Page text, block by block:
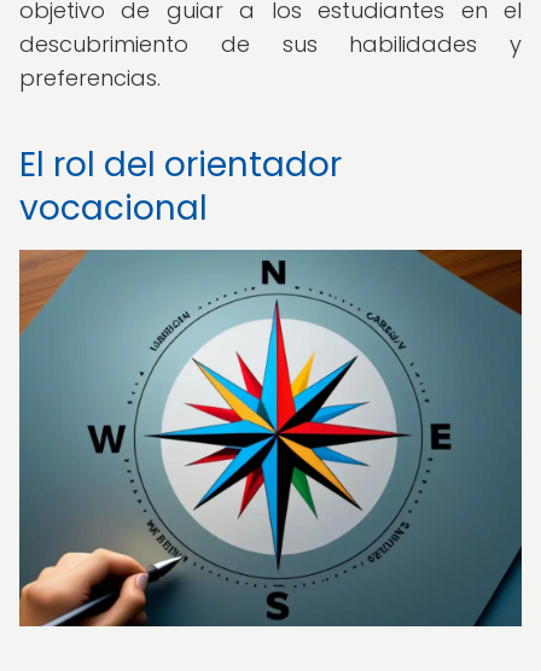
objetivo de guiar a los estudiantes en el
descubrimiento de sus habilidades y
preferencias.
El rol del orientador
vocacional